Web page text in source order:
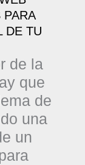
PARA
DE TU
de la
que
de
una
un